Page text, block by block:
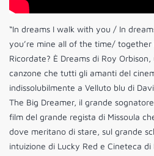
“In dreams I walk with you / In
you’re mine all of the time/ together
Ricordate? È Dreams di Roy
canzone che tutti gli amanti del
indissolubilmente a Velluto blu di
The Big Dreamer, il grande
film del grande regista di Missoula
dove meritano di stare, sul grande
intuizione di Lucky Red e Cineteca